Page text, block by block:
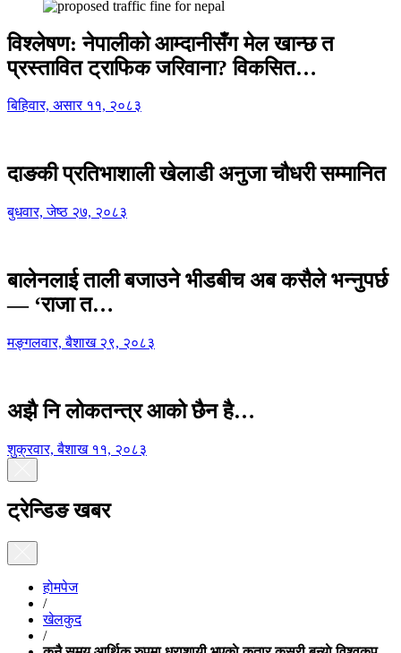
विश्लेषण: नेपालीको आम्दानीसँग मेल खान्छ त
प्रस्तावित ट्राफिक जरिवाना? विकसित…
बिहिवार, असार ११, २०८३
दाङकी प्रतिभाशाली खेलाडी अनुजा चौधरी सम्मानित
बुधवार, जेष्ठ २७, २०८३
बालेनलाई ताली बजाउने भीडबीच अब कसैले भन्नुपर्छ
— ‘राजा त…
मङ्गलवार, बैशाख २९, २०८३
अझै नि लोकतन्त्र आको छैन है…
शुक्रवार, बैशाख ११, २०८३
ट्रेन्डिङ खबर
होमपेज
/
खेलकुद
/